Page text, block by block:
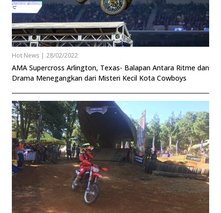
Hot News | 28/02/2022
AMA Supercross Arlington, Texas- Balapan Antara Ritme dan
Drama Menegangkan dari Misteri Kecil Kota Cowboys